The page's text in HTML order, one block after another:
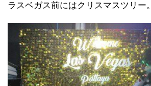
ラスベガス前にはクリスマスツリー。